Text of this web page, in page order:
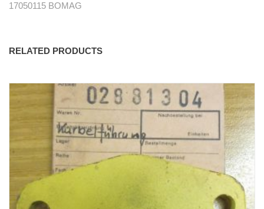
17050115 BOMAG
RELATED PRODUCTS